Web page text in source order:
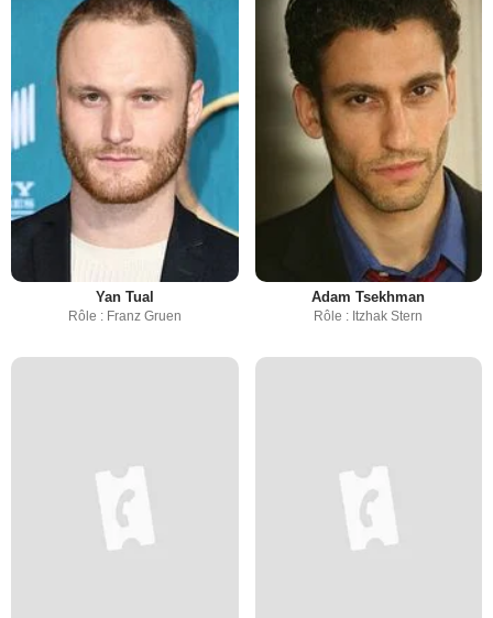
Yan Tual
Rôle : Franz Gruen
Adam Tsekhman
Rôle : Itzhak Stern